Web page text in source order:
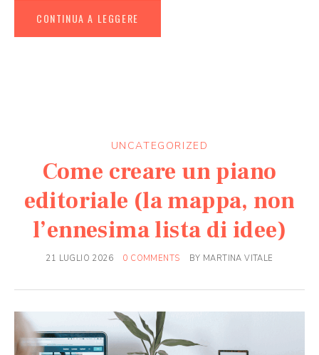
CONTINUA A LEGGERE
UNCATEGORIZED
Come creare un piano
editoriale (la mappa, non
l’ennesima lista di idee)
21 LUGLIO 2026 0 COMMENTS BY MARTINA VITALE